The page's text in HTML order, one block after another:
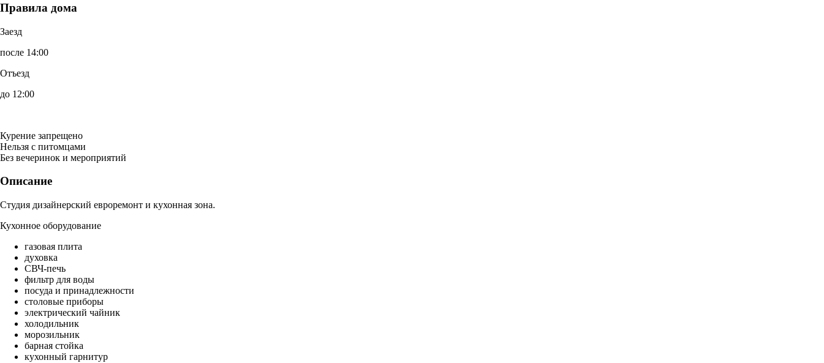
Правила дома
Заезд
после 14:00
Отъезд
до 12:00
Курение запрещено
Нельзя с питомцами
Без вечеринок и мероприятий
Описание
Студия дизайнерский евроремонт и кухонная зона.
Кухонное оборудование
газовая плита
духовка
СВЧ-печь
фильтр для воды
посуда и принадлежности
столовые приборы
электрический чайник
холодильник
морозильник
барная стойка
кухонный гарнитур